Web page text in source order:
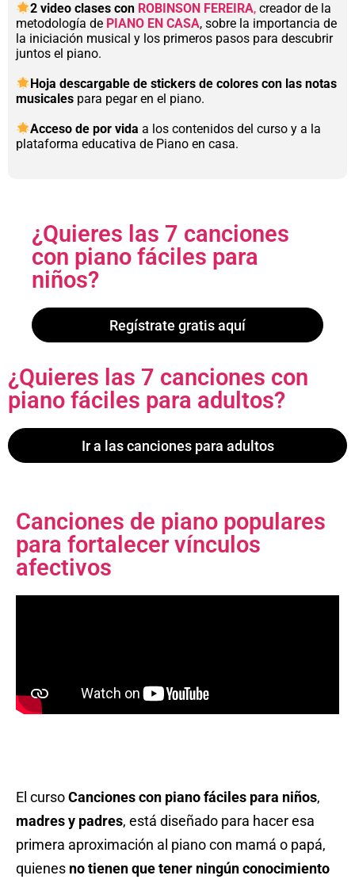
2 video clases con ROBINSON FEREIRA, creador de la
metodología de PIANO EN CASA, sobre la importancia de
la iniciación musical y los primeros pasos para descubrir
juntos el piano.
Hoja descargable de stickers de colores con las notas
musicales para pegar en el piano.
Acceso de por vida a los contenidos del curso y a la
plataforma educativa de Piano en casa.
¿Quieres las 7 canciones
con piano fáciles para
niños?
Regístrate gratis aquí
¿Quieres las 7 canciones con
piano fáciles para adultos?
Ir a las canciones para adultos
Canciones de piano populares
para fortalecer vínculos
afectivos
El cursoCanciones con piano fáciles para niños,
madres y padres, está diseñado para hacer esa
primera aproximación al piano con mamá o papá,
quienes no tienen que tener ningún conocimiento